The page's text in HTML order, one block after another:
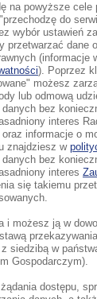
O czym
na powyższe cele
do
wybór ustawień
przetwarzać dane
(informacje
). Poprzez
możesz
lub odmową
danych bez
interes
informacje o
znajdziesz w
danych bez
interes
się takiemu
i możesz ją w
siedzibą w
Gospodarczym).
dostępu,